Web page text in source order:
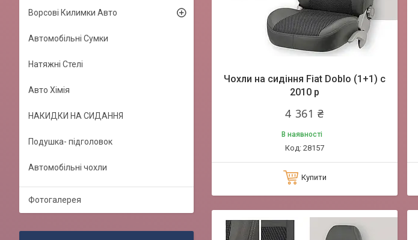
Чохли на сидіння Fiat Doblo (1+1) c
2010 р
4 361 ₴
В наявності
28157
Купити
Ворсові Килимки Авто
Автомобільні Сумки
Натяжні Стелі
Авто Хімія
НАКИДКИ НА СИДАННЯ
Подушка- підголовок
Автомобільні чохли
Фотогалерея